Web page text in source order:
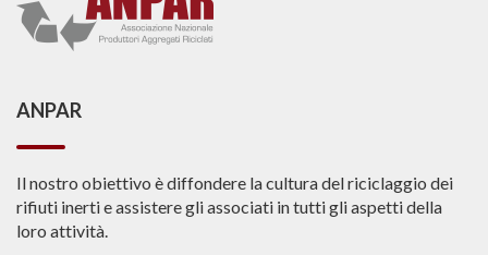
ANPAR
Il nostro obiettivo è diffondere la cultura del riciclaggio dei
rifiuti inerti e assistere gli associati in tutti gli aspetti della
loro attività.